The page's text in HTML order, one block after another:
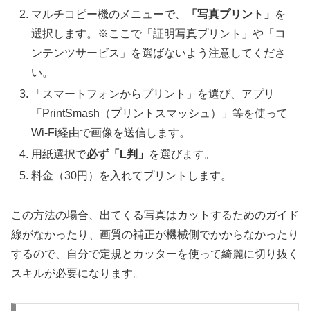
マルチコピー機のメニューで、
「写真プリント」
を
選択します。※ここで「証明写真プリント」や「コ
ンテンツサービス」を選ばないよう注意してくださ
い。
「スマートフォンからプリント」を選び、アプリ
「PrintSmash（プリントスマッシュ）」等を使って
Wi-Fi経由で画像を送信します。
用紙選択で必ず「L判」
を選びます。
料金（30円）を入れてプリントします。
この方法の場合、出てくる写真はカットするためのガイド
線がなかったり、画質の補正が機械側でかからなかったり
するので、
自分で定規とカッターを使って綺麗に切り抜く
スキルが必要になります。